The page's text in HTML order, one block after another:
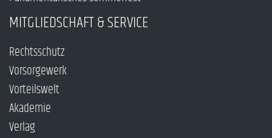
MITGLIEDSCHAFT & SERVICE
Rechtsschutz
Vorsorgewerk
Vorteilswelt
Akademie
Verlag